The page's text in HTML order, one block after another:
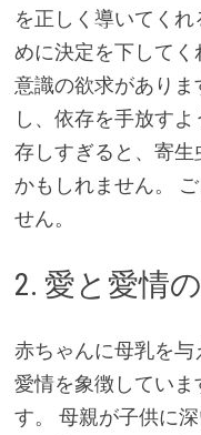
を正しく導いてく
めに決定を下して
意識の欲求があり
し、依存を手放す
存しすぎると、寄
かもしれません。
せん。
2. 愛と愛情
赤ちゃんに母乳を
愛情を象徴してい
す。 母親が子供に